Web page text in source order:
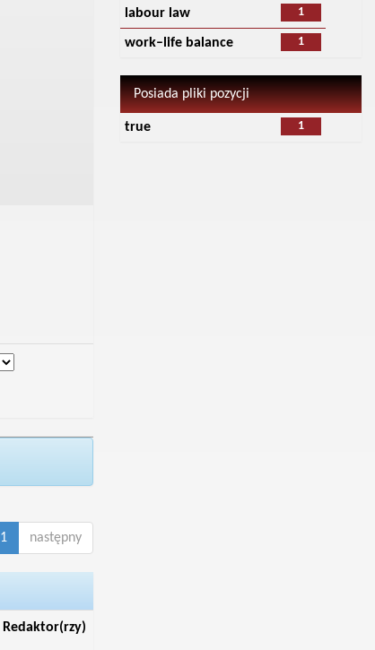
1 następny
Redaktor(rzy)
1
labour law
1
work–life balance
Posiada pliki pozycji
1
true